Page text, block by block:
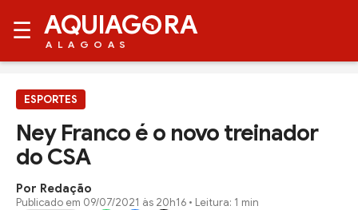
☰ AQUIAG RA
ALAGOAS
ESPORTES
Ney Franco é o novo treinador
do CSA
Por Redação
Publicado em 09/07/2021 às 20h16 • Leitura: 1 min